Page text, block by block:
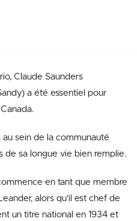
Claude Saunders
a été essentiel pour
au sein de la communauté
de sa longue vie bien remplie.
en tant que membre
alors qu’il est chef de
un titre national en 1934 et